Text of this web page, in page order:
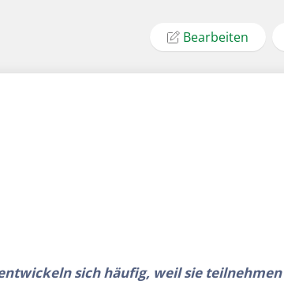
Bearbeiten
sich häufig, weil sie